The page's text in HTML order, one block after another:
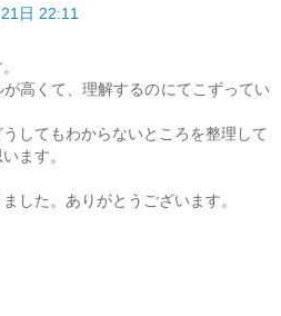
日 22:11
高くて、理解するのにてこずってい
してもわからないところを整理して
ます。
した。ありがとうございます。